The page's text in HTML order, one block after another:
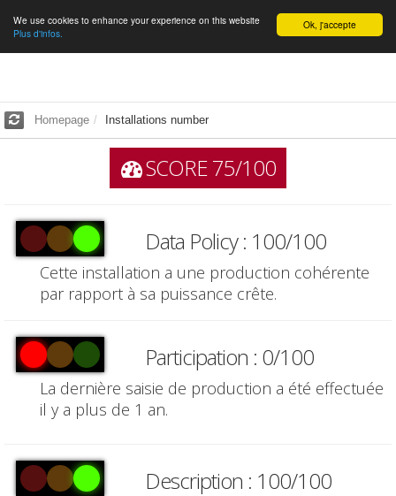
English Ok, j'accepte
We use cookies to enhance your experience on this website
Plus d'infos.
Homepage Installations number
SCORE 75/100
Data Policy : 100/100
Cette installation a une production cohérente
par rapport à sa puissance crête.
Participation : 0/100
La dernière saisie de production a été effectuée
il y a plus de 1 an.
Description : 100/100